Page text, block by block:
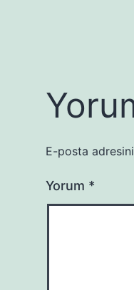
E-posta
Yorum *